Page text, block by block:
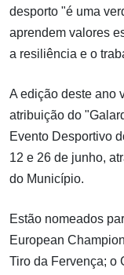
desporto "é uma
aprendem valores
a resiliência e o
A edição deste ano
atribuição do
Evento Desportivo
12 e 26 de junho,
do Município.
Estão nomeados
European
Tiro da Fervença; o